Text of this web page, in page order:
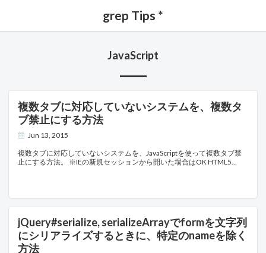
grep Tips *
JavaScript
複数タブに対応していないシステムを、複数タ
ブ禁止にする方法
Jun 13, 2015
複数タブに対応していないシステムを、JavaScriptを使って複数タブ禁
止にする方法。 ※IEの新規セッションから開いた場合はOK HTML5
jQuery#serialize, serializeArrayでformを文字列
にシリアライズするときに、特定のnameを除く
方法